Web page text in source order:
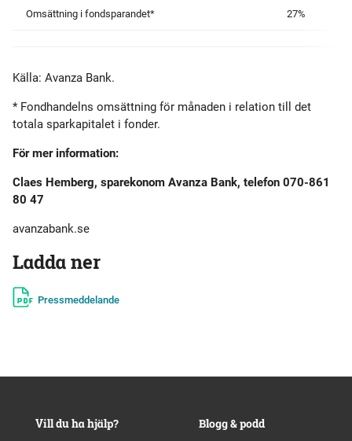
Omsättning i fondsparandet* 27%
Källa: Avanza Bank.
* Fondhandelns omsättning för månaden i relation till det
totala sparkapitalet i fonder.
För mer information:
Claes Hemberg, sparekonom Avanza Bank, telefon 070-861
80 47
avanzabank.se
Ladda ner
Pressmeddelande
Vill du ha hjälp? Blogg & podd